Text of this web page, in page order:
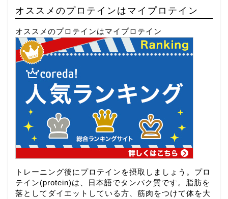
オススメのプロテインはマイプロテイン
オススメのプロテインはマイプロテイン
トレーニング後にプロテインを摂取しましょう。プロ
テイン(protein)は、日本語でタンパク質です。脂肪を
落としてダイエットしている方、筋肉をつけて体を大